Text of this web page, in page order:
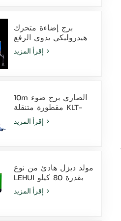
برج إضاءة متحرك
هيدروليكي يدوي الرفع
بارتفاع 9 أمتار مزود
بمصابيح LED ومصابيح
10m الصاري برج ضوء
مقطورة متنقلة KLT-
10000V المراقبة
مولد ديزل هادئ من نوع
LEHUI بقدرة 80 كيلو
فولت أمبير يعمل
بمحرك Cummins